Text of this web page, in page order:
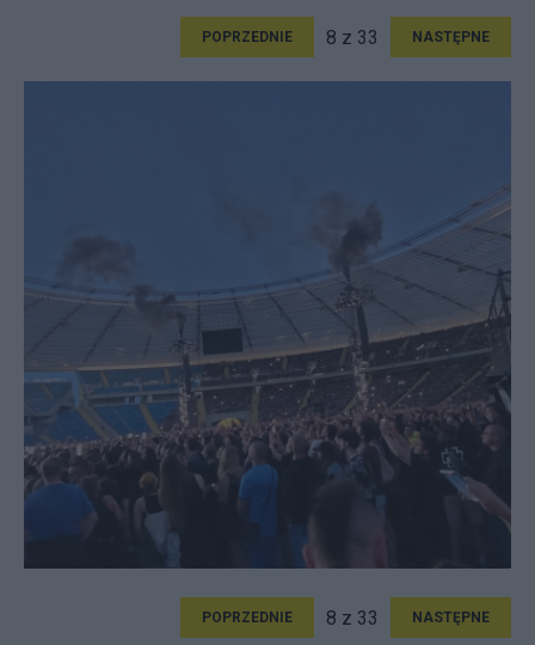
POPRZEDNIE 8 z 33 NASTĘPNE
POPRZEDNIE 8 z 33 NASTĘPNE